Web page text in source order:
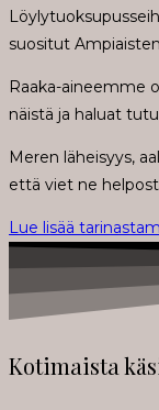
suositut
Raaka-aineemme
näistä ja haluat
Meren läheisyys,
että viet ne
Lue lisää
Kotimaista